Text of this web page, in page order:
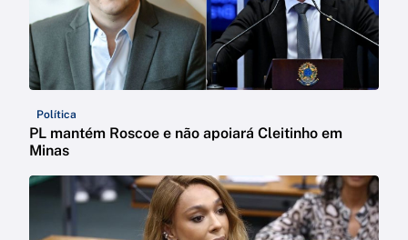
Política
PL mantém Roscoe e não apoiará Cleitinho em
Minas